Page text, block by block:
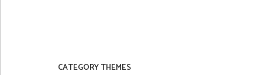
CATEGORY THEMES